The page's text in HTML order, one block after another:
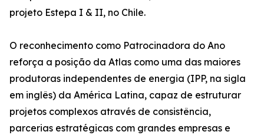
projeto Estepa I & II, no Chile.
O reconhecimento como Patrocinadora do Ano
reforça a posição da Atlas como uma das maiores
produtoras independentes de energia (IPP, na sigla
em inglês) da América Latina, capaz de estruturar
projetos complexos através de consistência,
parcerias estratégicas com grandes empresas e